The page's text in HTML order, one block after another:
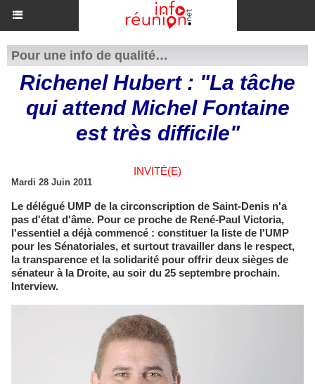
Pour une info de qualité…
Richenel Hubert : "La tâche
qui attend Michel Fontaine
est très difficile"
INVITÉ(E)
Mardi 28 Juin 2011
Le délégué UMP de la circonscription de Saint-Denis n'a
pas d'état d'âme. Pour ce proche de René-Paul Victoria,
l'essentiel a déjà commencé : constituer la liste de l'UMP
pour les Sénatoriales, et surtout travailler dans le respect,
la transparence et la solidarité pour offrir deux sièges de
sénateur à la Droite, au soir du 25 septembre prochain.
Interview.